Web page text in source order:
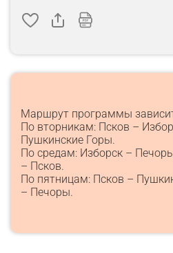
Маршрут программы
По вторникам: Псков –
Пушкинские Горы.
По средам: Изборск –
– Псков.
По пятницам: Псков –
– Печоры.